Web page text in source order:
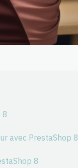
8
avec PrestaShop 8
8